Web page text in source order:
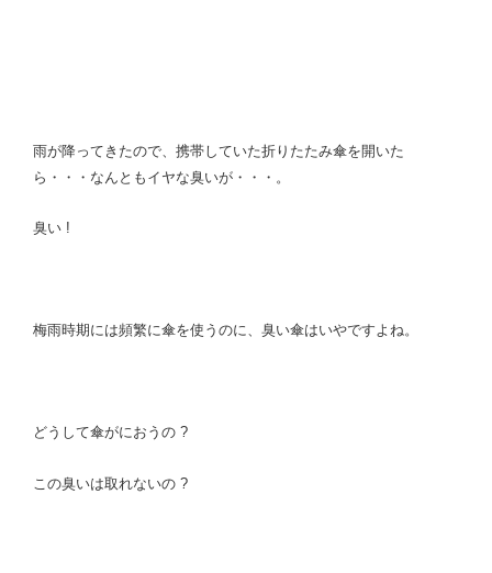
雨が降ってきたので、携帯していた折りたたみ傘を開いた
ら・・・なんともイヤな臭いが・・・。
臭い !
梅雨時期には頻繁に傘を使うのに、臭い傘はいやですよね。
どうして傘がにおうの ?
この臭いは取れないの ?